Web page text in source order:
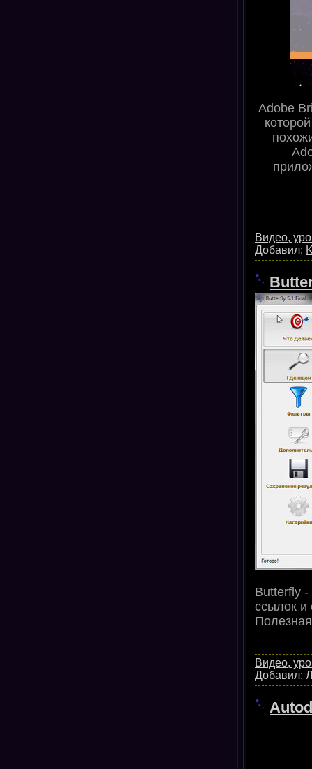
Adobe
Видео,
Добавил:
Butterfly
ссылок и
Видео,
Добавил: